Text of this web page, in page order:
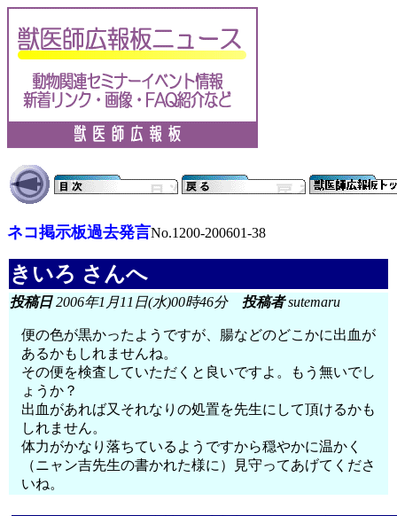
ネコ掲示板過去発言No.1200-200601-38
きいろ さんへ
投稿日2006年1月11日(水)00時46分 投稿者sutemaru
便の色が黒かったようですが、腸などのどこかに出血が
あるかもしれませんね。
その便を検査していただくと良いですよ。もう無いでし
ょうか？
出血があれば又それなりの処置を先生にして頂けるかも
しれません。
体力がかなり落ちているようですから穏やかに温かく
（ニャン吉先生の書かれた様に）見守ってあげてくださ
いね。